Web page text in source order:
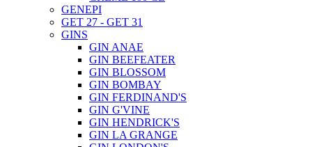
GENEPI
GET 27 - GET 31
GINS
GIN ANAE
GIN BEEFEATER
GIN BLOSSOM
GIN BOMBAY
GIN FERDINAND'S
GIN G'VINE
GIN HENDRICK'S
GIN LA GRANGE